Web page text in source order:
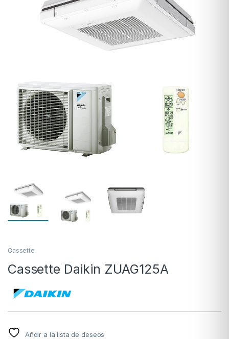
Cassette
Cassette Daikin ZUAG125A
Añdir a la lista de deseos